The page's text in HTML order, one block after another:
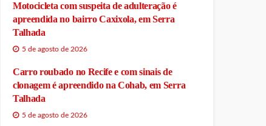
Motocicleta com suspeita de adulteração é
apreendida no bairro Caxixola, em Serra
Talhada
5 de agosto de 2026
Carro roubado no Recife e com sinais de
clonagem é apreendido na Cohab, em Serra
Talhada
5 de agosto de 2026